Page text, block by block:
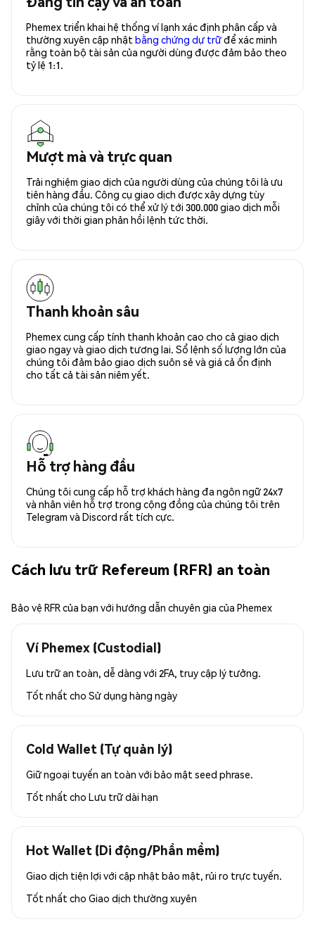
Phemex triển khai hệ thống ví lạnh xác định phân cấp và
thường xuyên cập nhật bằng chứng dự trữđể xác minh
rằng toàn bộ tài sản của người dùng được đảm bảo theo
tỷ lệ 1:1.
Mượt mà và trực quan
Trải nghiệm giao dịch của người dùng của chúng tôi là ưu
tiên hàng đầu. Công cụ giao dịch được xây dựng tùy
chỉnh của chúng tôi có thể xử lý tới 300.000 giao dịch mỗi
giây với thời gian phản hồi lệnh tức thời.
Thanh khoản sâu
Phemex cung cấp tính thanh khoản cao cho cả giao dịch
giao ngay và giao dịch tương lai. Sổ lệnh số lượng lớn của
chúng tôi đảm bảo giao dịch suôn sẻ và giá cả ổn định
cho tất cả tài sản niêm yết.
Hỗ trợ hàng đầu
Chúng tôi cung cấp hỗ trợ khách hàng đa ngôn ngữ 24x7
và nhân viên hỗ trợ trong cộng đồng của chúng tôi trên
Telegram và Discord rất tích cực.
Cách lưu trữ Refereum (RFR) an toàn
Bảo vệ RFR của bạn với hướng dẫn chuyên gia của Phemex
Ví Phemex (Custodial)
Lưu trữ an toàn, dễ dàng với 2FA, truy cập lý tưởng.
Tốt nhất cho Sử dụng hàng ngày
Cold Wallet (Tự quản lý)
Giữ ngoại tuyến an toàn với bảo mật seed phrase.
Tốt nhất cho Lưu trữ dài hạn
Hot Wallet (Di động/Phần mềm)
Giao dịch tiện lợi với cập nhật bảo mật, rủi ro trực tuyến.
Tốt nhất cho Giao dịch thường xuyên